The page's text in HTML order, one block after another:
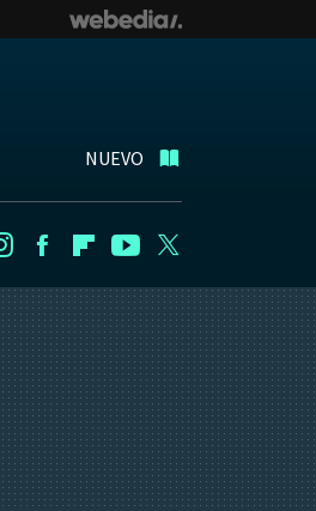
NUEVO
InstagramFacebookFlipboard
Youtube